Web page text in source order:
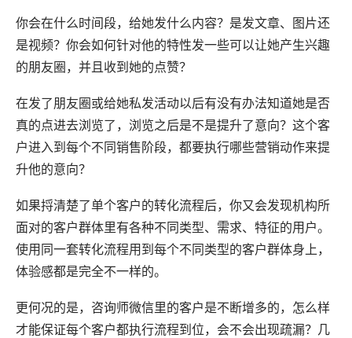
你会在什么时间段，给她发什么内容？是发文章、图片还
是视频？你会如何针对他的特性发一些可以让她产生兴趣
的朋友圈，并且收到她的点赞？
在发了朋友圈或给她私发活动以后有没有办法知道她是否
真的点进去浏览了，浏览之后是不是提升了意向？这个客
户进入到每个不同销售阶段，都要执行哪些营销动作来提
升他的意向？
如果捋清楚了单个客户的转化流程后，你又会发现机构所
面对的客户群体里有各种不同类型、需求、特征的用户。
使用同一套转化流程用到每个不同类型的客户群体身上，
体验感都是完全不一样的。
更何况的是，咨询师微信里的客户是不断增多的，怎么样
才能保证每个客户都执行流程到位，会不会出现疏漏？几